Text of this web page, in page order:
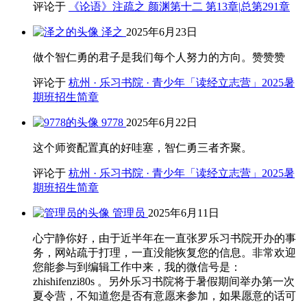
评论于 《论语》注疏之 颜渊第十二 第13章|总第291章
泽之 2025年6月23日
做个智仁勇的君子是我们每个人努力的方向。赞赞赞
评论于 杭州 · 乐习书院 · 青少年「读经立志营」2025暑
期班招生简章
9778 2025年6月22日
这个师资配置真的好哇塞，智仁勇三者齐聚。
评论于 杭州 · 乐习书院 · 青少年「读经立志营」2025暑
期班招生简章
管理员 2025年6月11日
心宁静你好，由于近半年在一直张罗乐习书院开办的事
务，网站疏于打理，一直没能恢复您的信息。非常欢迎
您能参与到编辑工作中来，我的微信号是：
zhishifenzi80s 。另外乐习书院将于暑假期间举办第一次
夏令营，不知道您是否有意愿来参加，如果愿意的话可